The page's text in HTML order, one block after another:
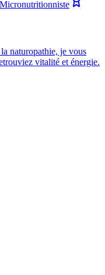
Micronutritionniste
naturopathie, je vous
vitalité et énergie.